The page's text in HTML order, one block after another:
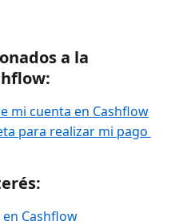
a la
mi cuenta en Cashflow
para realizar mi pago
Cashflow